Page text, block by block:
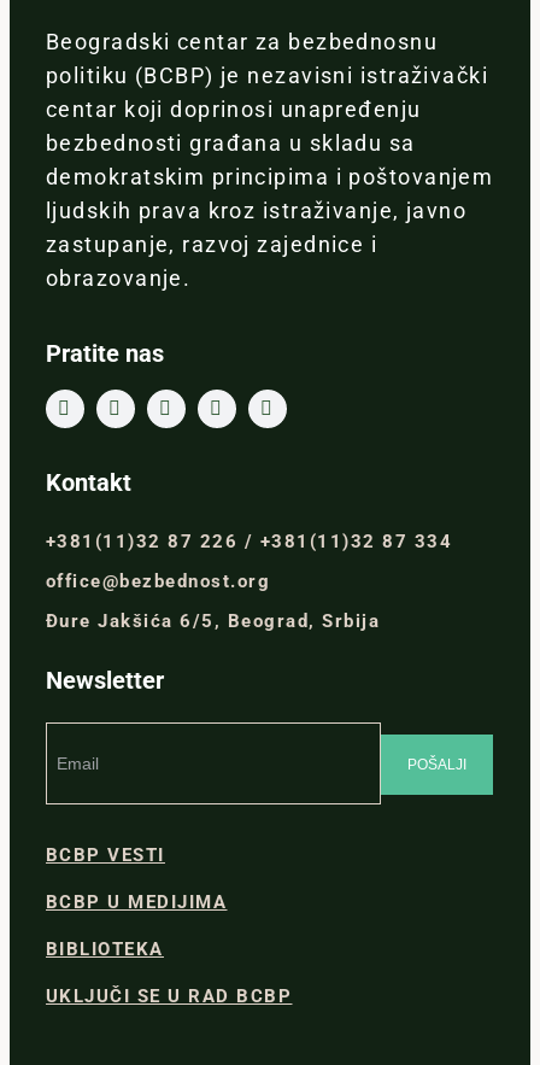
Beogradski centar za bezbednosnu
politiku (BCBP) je nezavisni istraživački
centar koji doprinosi unapređenju
bezbednosti građana u skladu sa
demokratskim principima i poštovanjem
ljudskih prava kroz istraživanje, javno
zastupanje, razvoj zajednice i
obrazovanje.
Pratite nas
Kontakt
+381(11)32 87 226 / +381(11)32 87 334
office@bezbednost.org
Đure Jakšića 6/5, Beograd, Srbija
Newsletter
BCBP VESTI
BCBP U MEDIJIMA
BIBLIOTEKA
UKLJUČI SE U RAD BCBP